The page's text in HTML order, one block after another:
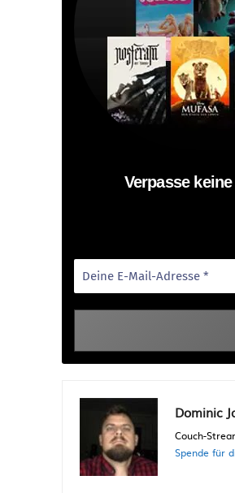
Verpasse
Dominic
Couch-
Spende für